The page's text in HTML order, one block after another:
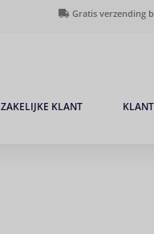
Gratis verzending
ZAKELIJKE KLANT